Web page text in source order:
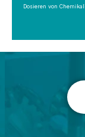
Dosieren von